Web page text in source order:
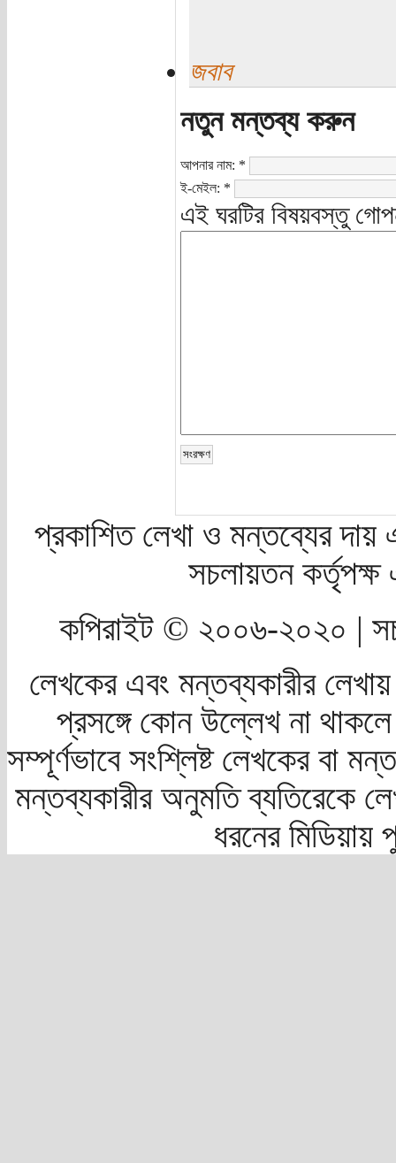
জবাব
নতুন মন্তব্য করুন
আপনার নাম: *
ই-মেইল: *
এই ঘরটির বিষয়বস্তু
প্রকাশিত লেখা ও মন্তব্যের দায়
সচলায়তন
কপিরাইট © ২০০৬-২০২০ |
লেখকের এবং মন্তব্যকারীর
প্রসঙ্গে কোন উল্লেখ না
সম্পূর্ণভাবে সংশ্লিষ্ট লেখকের বা
মন্তব্যকারীর অনুমতি ব্যতিরেকে
ধরনের মিডিয়ায়